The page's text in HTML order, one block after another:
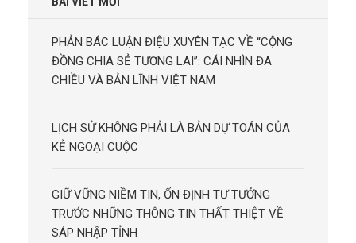
PHẢN BÁC LUẬN ĐIỆU XUYÊN TẠC VỀ “CỘNG
ĐỒNG CHIA SẺ TƯƠNG LAI”: CÁI NHÌN ĐA
CHIỀU VÀ BẢN LĨNH VIỆT NAM
LỊCH SỬ KHÔNG PHẢI LÀ BẢN DỰ TOÁN CỦA
KẺ NGOẠI CUỘC
GIỮ VỮNG NIỀM TIN, ỔN ĐỊNH TƯ TƯỞNG
TRƯỚC NHỮNG THÔNG TIN THẤT THIỆT VỀ
SÁP NHẬP TỈNH